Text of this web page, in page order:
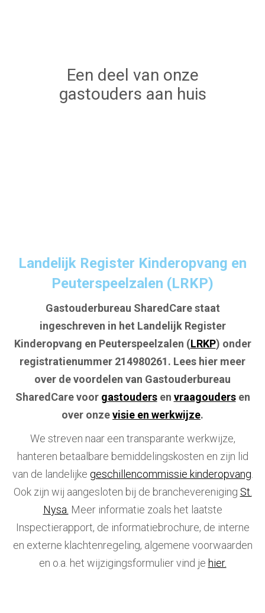
Een deel van onze
gastouders aan huis
Landelijk Register Kinderopvang en
Peuterspeelzalen (LRKP)
Gastouderbureau SharedCare staat
ingeschreven in het Landelijk Register
Kinderopvang en Peuterspeelzalen (LRKP) onder
registratienummer 214980261. Lees hier meer
over de voordelen van Gastouderbureau
SharedCare voor gastoudersen vraagoudersen
over onzevisie en werkwijze.
We streven naar een transparante werkwijze,
hanteren betaalbare bemiddelingskosten en zijn lid
van de landelijke geschillencommissie kinderopvang
Ook zijn wij aangesloten bij de branchevereniging St.
Nysa. Meer informatie zoals het laatste
Inspectierapport, de informatiebrochure, de interne
en externe klachtenregeling, algemene voorwaarden
en o.a. het wijzigingsformulier vind je hier.